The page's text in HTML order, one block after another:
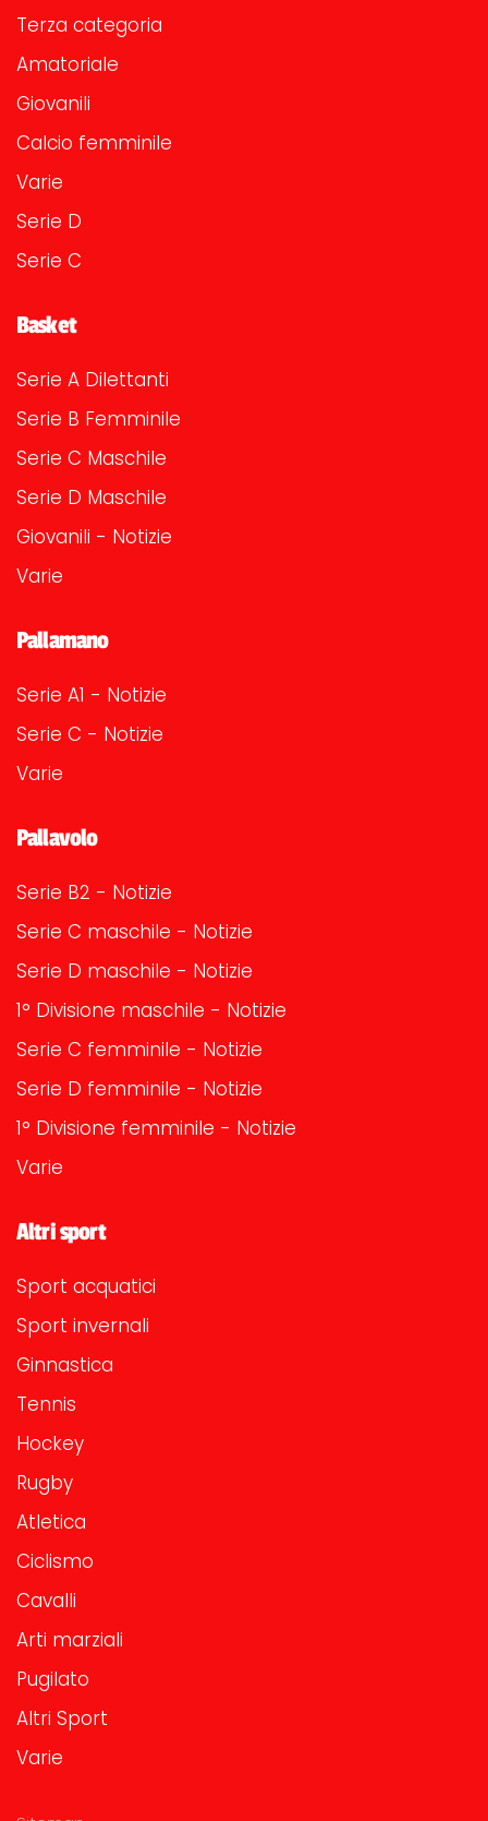
Terza categoria
Amatoriale
Giovanili
Calcio femminile
Varie
Serie D
Serie C
Basket
Serie A Dilettanti
Serie B Femminile
Serie C Maschile
Serie D Maschile
Giovanili - Notizie
Varie
Pallamano
Serie A1 - Notizie
Serie C - Notizie
Varie
Pallavolo
Serie B2 - Notizie
Serie C maschile - Notizie
Serie D maschile - Notizie
1° Divisione maschile - Notizie
Serie C femminile - Notizie
Serie D femminile - Notizie
1° Divisione femminile - Notizie
Varie
Altri sport
Sport acquatici
Sport invernali
Ginnastica
Tennis
Hockey
Rugby
Atletica
Ciclismo
Cavalli
Arti marziali
Pugilato
Altri Sport
Varie